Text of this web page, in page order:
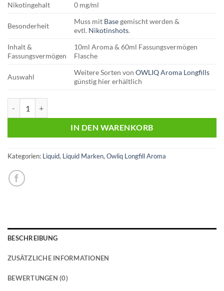
Nikotingehalt
0 mg/ml
Besonderheit
Muss mit Basegemischt werden &
evtl. Nikotinshots.
Inhalt &
Fassungsvermögen
10ml Aroma & 60ml Fassungsvermögen
Flasche
Auswahl
Weitere Sorten vonOWLIQ Aroma Longfills
günstig hier erhältlich
IN DEN WARENKORB
Kategorien: Liquid, Liquid Marken, Owliq Longfill Aroma
BESCHREIBUNG
ZUSÄTZLICHE INFORMATIONEN
BEWERTUNGEN (0)